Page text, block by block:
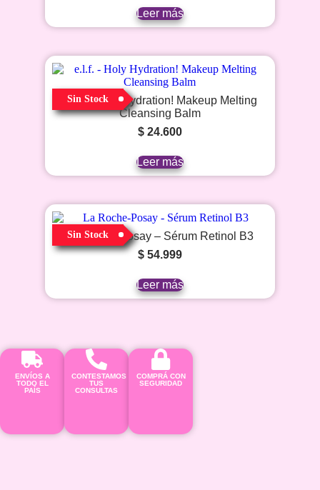
Leer más
Sin Stock
e.l.f. – Holy Hydration! Makeup Melting
Cleansing Balm
$24.600
Leer más
Sin Stock
La Roche-Posay – Sérum Retinol B3
$54.999
Leer más
ENVÍOS A
TODO EL
PAÍS
CONTESTAMOS
TUS
CONSULTAS
COMPRÁ CON
SEGURIDAD